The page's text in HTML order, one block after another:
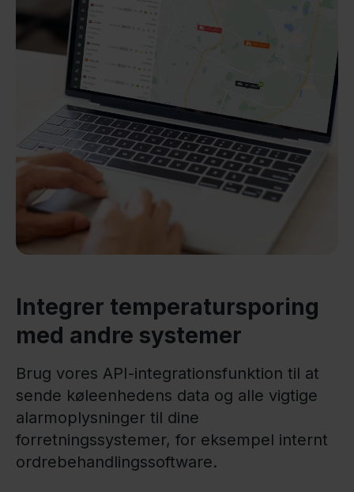
Integrer temperatursporing
med andre systemer
Brug vores API-integrationsfunktion til at
sende køleenhedens data og alle vigtige
alarmoplysninger til dine
forretningssystemer, for eksempel internt
ordrebehandlingssoftware.